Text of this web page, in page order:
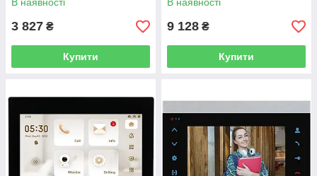
3 827 ₴
Купити
9 128 ₴
Купити